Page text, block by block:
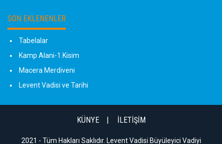
SON EKLENENLER
Tabelalar
Kamp Alani-1.Kisim
Macera Merdiveni
Levent Vadisi ve Tarihi
KÜNYE İLETİŞİM
2021 - Tüm Hakları Saklıdır. Levent Vadisi Büyüleyici Vadiyi